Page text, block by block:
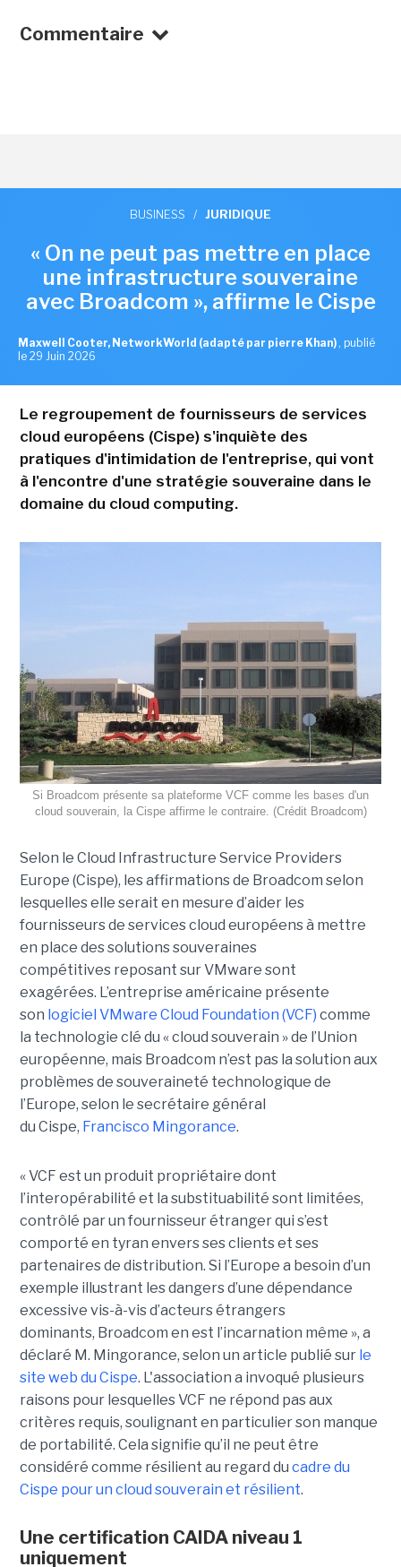
Commentaire
BUSINESS / JURIDIQUE
« On ne peut pas mettre en place
une infrastructure souveraine
avec Broadcom », affirme le Cispe
Maxwell Cooter, NetworkWorld (adapté par pierre Khan) , publié
le 29 Juin 2026
Le regroupement de fournisseurs de services
cloud européens (Cispe) s'inquiète des
pratiques d'intimidation de l'entreprise, qui vont
à l'encontre d'une stratégie souveraine dans le
domaine du cloud computing.
Si Broadcom présente sa plateforme VCF comme les bases d'un
cloud souverain, la Cispe affirme le contraire. (Crédit Broadcom)
Selon le Cloud Infrastructure Service Providers
Europe (Cispe), les affirmations de Broadcom selon
lesquelles elle serait en mesure d’aider les
fournisseurs de services cloud européens à mettre
en place des solutions souveraines
compétitives reposant sur VMware sont
exagérées. L’entreprise américaine présente
son logiciel VMware Cloud Foundation (VCF) comme
la technologie clé du « cloud souverain » de l’Union
européenne, mais Broadcom n’est pas la solution aux
problèmes de souveraineté technologique de
l’Europe, selon le secrétaire général
du Cispe, Francisco Mingorance.
« VCF est un produit propriétaire dont
l’interopérabilité et la substituabilité sont limitées,
contrôlé par un fournisseur étranger qui s’est
comporté en tyran envers ses clients et ses
partenaires de distribution. Si l’Europe a besoin d’un
exemple illustrant les dangers d’une dépendance
excessive vis-à-vis d’acteurs étrangers
dominants, Broadcom en est l’incarnation même », a
déclaré M. Mingorance, selon un article publié sur le
site web du Cispe. L'association a invoqué plusieurs
raisons pour lesquelles VCF ne répond pas aux
critères requis, soulignant en particulier son manque
de portabilité. Cela signifie qu’il ne peut être
considéré comme résilient au regard du cadre du
Cispe pour un cloud souverain et résilient.
Une certification CAIDA niveau 1
uniquement